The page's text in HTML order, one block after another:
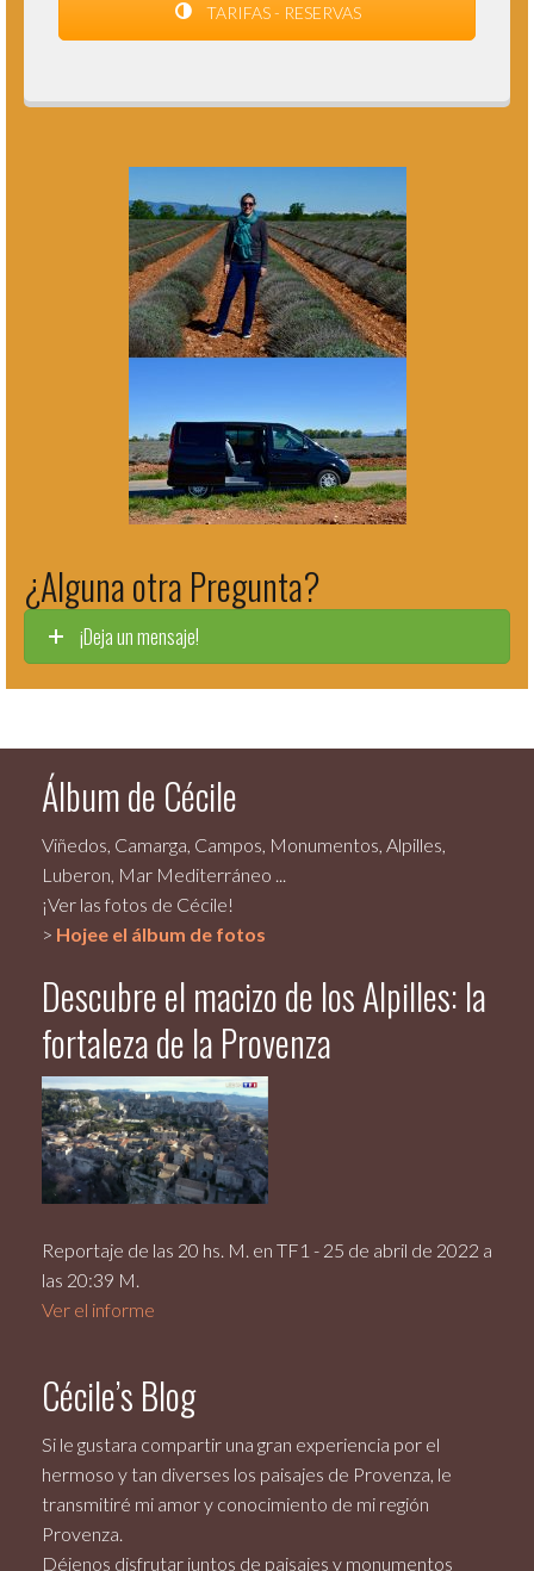
TARIFAS - RESERVAS
¿Alguna otra Pregunta?
¡Deja un mensaje!
Álbum de Cécile
Viñedos, Camarga, Campos, Monumentos, Alpilles,
Luberon, Mar Mediterráneo ...
¡Ver las fotos de Cécile!
> Hojee el álbum de fotos
Descubre el macizo de los Alpilles: la
fortaleza de la Provenza
Reportaje de las 20 hs. M. en TF1 - 25 de abril de 2022 a
las 20:39 M.
Ver el informe
Cécile’s Blog
Si le gustara compartir una gran experiencia por el
hermoso y tan diverses los paisajes de Provenza, le
transmitiré mi amor y conocimiento de mi región
Provenza.
Déjenos disfrutar juntos de paisajes y monumentos